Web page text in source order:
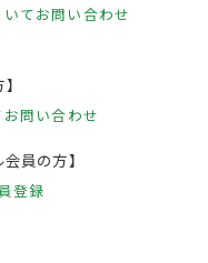
てお問い合わせ
お問い合わせ
員の方】
登録